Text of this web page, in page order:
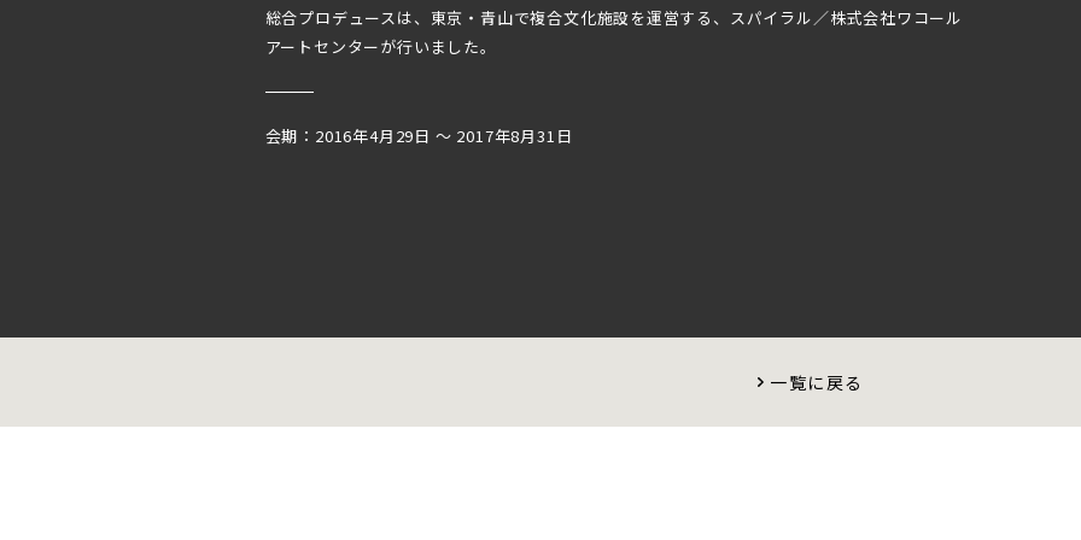
総合プロデュースは、東京・青山で複合文化施設を運営する、スパイラル／株式会社ワコール
アートセンターが行いました。
会期：2016年4月29日 ～ 2017年8月31日
一覧に戻る